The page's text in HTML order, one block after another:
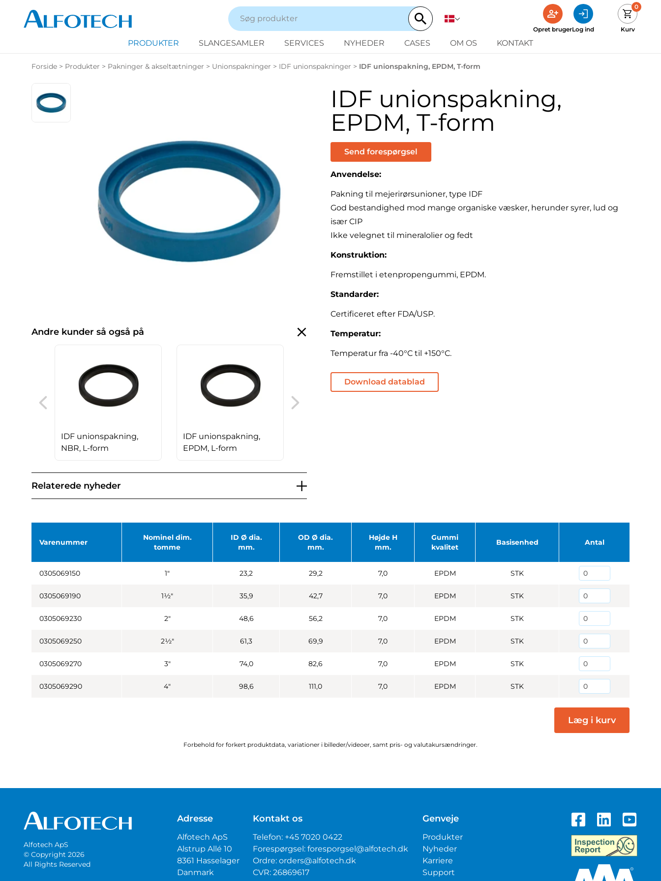
Opret brugerLog ind
0
Kurv
PRODUKTER SLANGESAMLER SERVICES NYHEDER CASES OM OS KONTAKT
Forside > Produkter > Pakninger & akseltætninger > Unionspakninger > IDF unionspakninger > IDF unionspakning, EPDM, T-form
Andre kunder så også på
IDF unionspakning,
NBR, L-form
IDF unionspakning,
EPDM, L-form
IDF unionspakning,
Relaterede nyheder
IDF unionspakning,
EPDM, T-form
Send forespørgsel
Anvendelse:
Pakning til mejerirørsunioner, type IDF
God bestandighed mod mange organiske væsker, herunder syrer, lud og
især CIP
Ikke velegnet til mineralolier og fedt
Konstruktion:
Fremstillet i etenpropengummi, EPDM.
Standarder:
Certificeret efter FDA/USP.
Temperatur:
Temperatur fra -40°C til +150°C.
Download datablad
Varenummer
Nominel dim.
tomme
ID Ø dia.
mm.
OD Ø dia.
mm.
Højde H
mm.
Gummi
kvalitet
Basisenhed Antal
0305069150 1" 23,2 29,2 7,0 EPDM STK
0305069190 1½" 35,9 42,7 7,0 EPDM STK
0305069230 2" 48,6 56,2 7,0 EPDM STK
0305069250 2½" 61,3 69,9 7,0 EPDM STK
0305069270 3" 74,0 82,6 7,0 EPDM STK
0305069290 4" 98,6 111,0 7,0 EPDM STK
Læg i kurv
Forbehold for forkert produktdata, variationer i billeder/videoer, samt pris- og valutakursændringer.
Alfotech ApS
© Copyright 2026
All Rights Reserved
Adresse
Alfotech ApS
Alstrup Allé 10
8361 Hasselager
Danmark
Kontakt os
Telefon: +45 7020 0422
Forespørgsel: foresporgsel@alfotech.dk
Ordre: orders@alfotech.dk
CVR: 26869617
Genveje
Produkter
Nyheder
Karriere
Support